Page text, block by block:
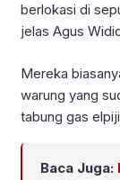
berlokasi di
jelas Agus
Mereka
warung yang
tabung gas
Baca Juga: